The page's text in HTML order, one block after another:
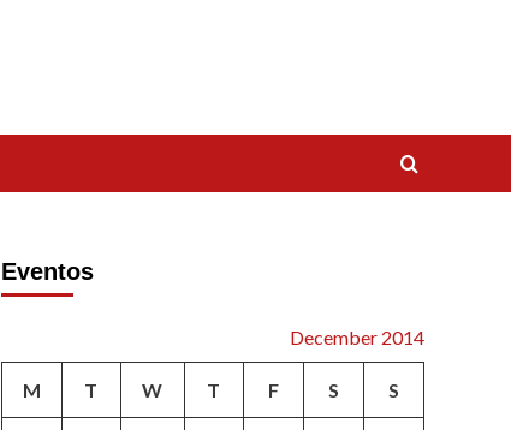
Eventos
December 2014
M T W T F S S